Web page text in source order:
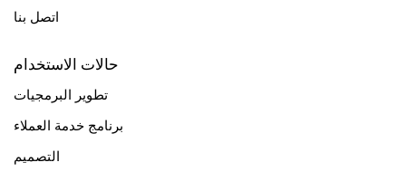
اتصل بنا
حالات الاستخدام
تطوير البرمجيات
برنامج خدمة العملاء
التصميم